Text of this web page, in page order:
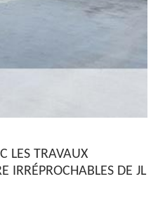
LES TRAVAUX
IRRÉPROCHABLES DE JL